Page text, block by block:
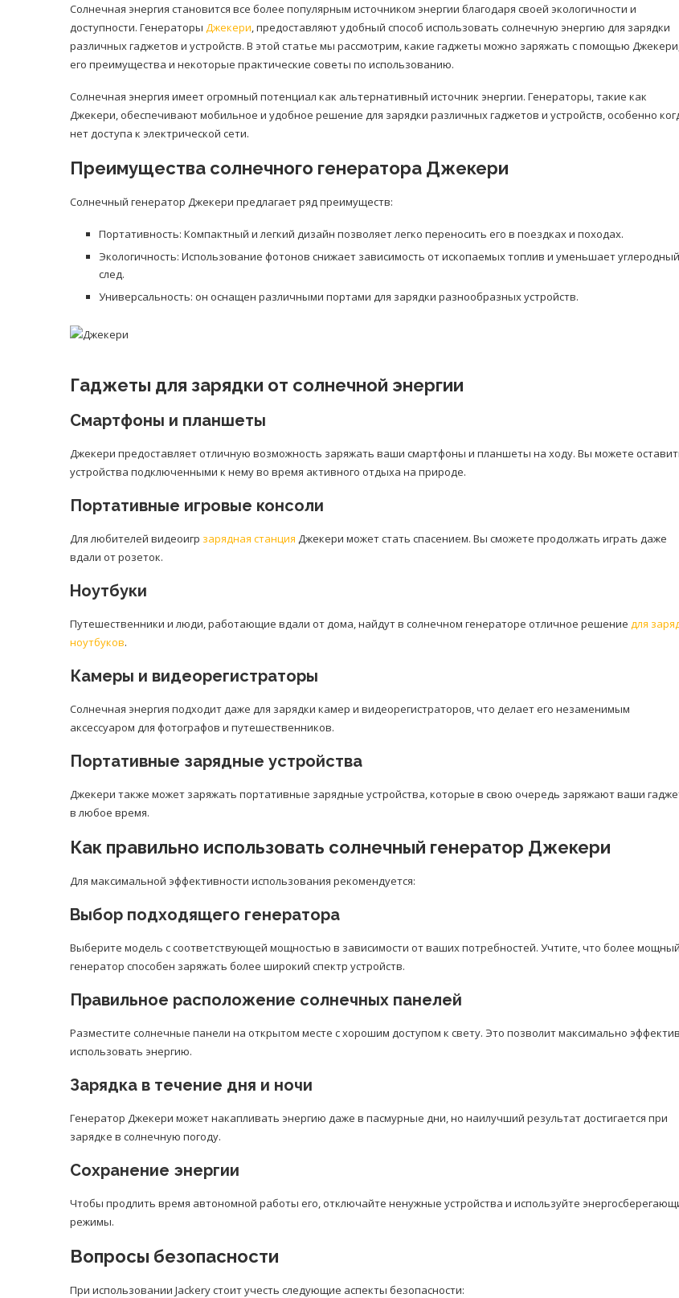
Солнечная энергия становится все более популярным источником энергии благодаря своей экологичности и
доступности. Генераторы Джекери, предоставляют удобный способ использовать солнечную энергию для зарядки
различных гаджетов и устройств. В этой статье мы рассмотрим, какие гаджеты можно заряжать с помощью
его преимущества и некоторые практические советы по использованию.
Солнечная энергия имеет огромный потенциал как альтернативный источник энергии. Генераторы, такие как
Джекери, обеспечивают мобильное и удобное решение для зарядки различных гаджетов и устройств, особенно
нет доступа к электрической сети.
Преимущества солнечного генератора Джекери
Солнечный генератор Джекери предлагает ряд преимуществ:
Портативность: Компактный и легкий дизайн позволяет легко переносить его в поездках и походах.
Экологичность: Использование фотонов снижает зависимость от ископаемых топлив и уменьшает углеродный
след.
Универсальность: он оснащен различными портами для зарядки разнообразных устройств.
Гаджеты для зарядки от солнечной энергии
Смартфоны и планшеты
Джекери предоставляет отличную возможность заряжать ваши смартфоны и планшеты на ходу. Вы можете
устройства подключенными к нему во время активного отдыха на природе.
Портативные игровые консоли
Для любителей видеоигр зарядная станция Джекери может стать спасением. Вы сможете продолжать играть даже
вдали от розеток.
Ноутбуки
Путешественники и люди, работающие вдали от дома, найдут в солнечном генераторе отличное решение для
ноутбуков.
Камеры и видеорегистраторы
Солнечная энергия подходит даже для зарядки камер и видеорегистраторов, что делает его незаменимым
аксессуаром для фотографов и путешественников.
Портативные зарядные устройства
Джекери также может заряжать портативные зарядные устройства, которые в свою очередь заряжают ваши
в любое время.
Как правильно использовать солнечный генератор Джекери
Для максимальной эффективности использования рекомендуется:
Выбор подходящего генератора
Выберите модель с соответствующей мощностью в зависимости от ваших потребностей. Учтите, что более мощный
генератор способен заряжать более широкий спектр устройств.
Правильное расположение солнечных панелей
Разместите солнечные панели на открытом месте с хорошим доступом к свету. Это позволит максимально
использовать энергию.
Зарядка в течение дня и ночи
Генератор Джекери может накапливать энергию даже в пасмурные дни, но наилучший результат достигается при
зарядке в солнечную погоду.
Сохранение энергии
Чтобы продлить время автономной работы его, отключайте ненужные устройства и используйте
режимы.
Вопросы безопасности
При использовании Jackery стоит учесть следующие аспекты безопасности: